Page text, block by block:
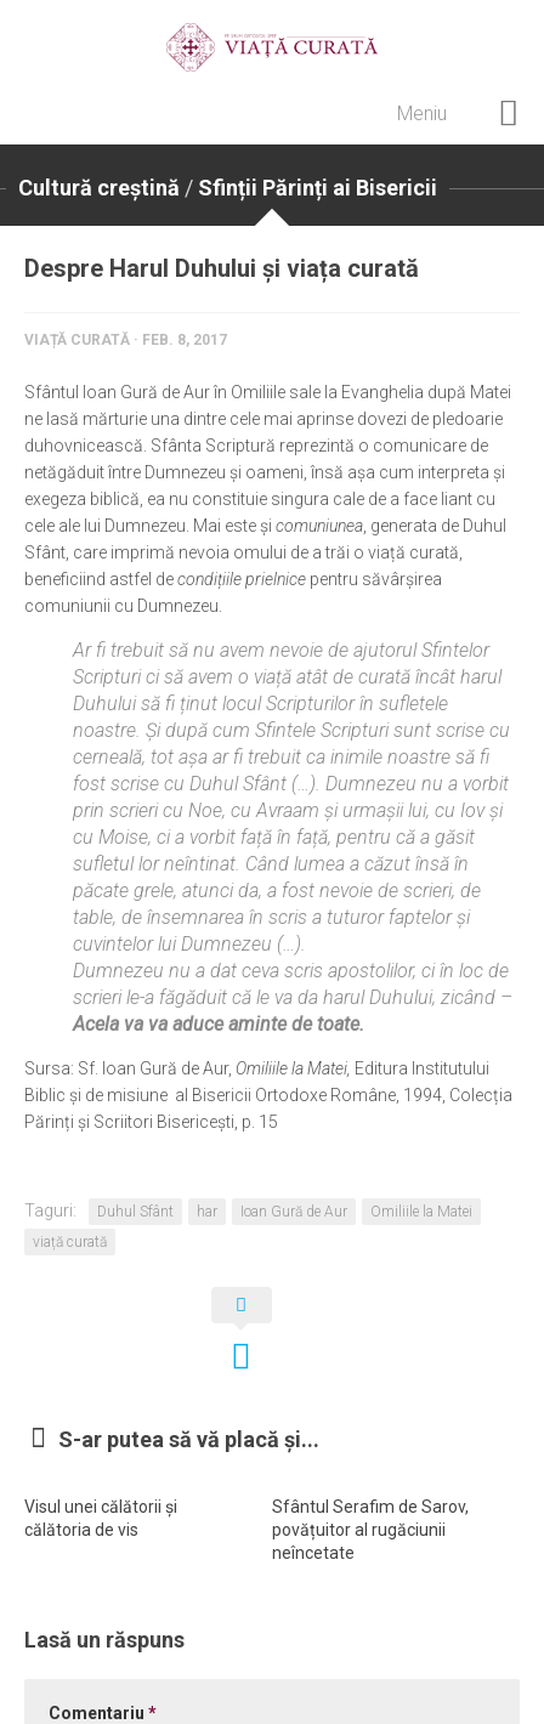
Meniu
Pateric Atonit
Cenaclu creștin
Noi și Biserica
Rânduieli liturgice
Predici și cateheze
Pelerinaje
Ortodox în diaspora
Biserici și mănăstiri
Viață curată
Nevoințe contemporane
Familia de azi
Casa curată
Adicții și vindecări
Gadgeturi cu două tăișuri
Bucătărie biblică
Interviuri
Puncte de Vedere
Cultură creștină / Sfinții Părinți ai Bisericii
Despre Harul Duhului și viața curată
VIAȚĂ CURATĂ · FEB. 8, 2017
Sfântul Ioan Gură de Aur în Omiliile sale la Evanghelia după Matei
ne lasă mărturie una dintre cele mai aprinse dovezi de pledoarie
duhovnicească. Sfânta Scriptură reprezintă o comunicare de
netăgăduit între Dumnezeu și oameni, însă așa cum interpreta și
exegeza biblică, ea nu constituie singura cale de a face liant cu
cele ale lui Dumnezeu. Mai este și comuniunea , generata de Duhul
Sfânt, care imprimă nevoia omului de a trăi o viață curată,
beneficiind astfel decondițiile prielnice pentru săvârșirea
comuniunii cu Dumnezeu.
Ar fi trebuit să nu avem nevoie de ajutorul Sfintelor
Scripturi ci să avem o viață atât de curată încât harul
Duhului să fi ținut locul Scripturilor în sufletele
noastre. Și după cum Sfintele Scripturi sunt scrise cu
cerneală, tot așa ar fi trebuit ca inimile noastre să fi
fost scrise cu Duhul Sfânt (…). Dumnezeu nu a vorbit
prin scrieri cu Noe, cu Avraam și urmașii lui, cu Iov și
cu Moise, ci a vorbit față în față, pentru că a găsit
sufletul lor neîntinat. Când lumea a căzut însă în
păcate grele, atunci da, a fost nevoie de scrieri, de
table, de însemnarea în scris a tuturor faptelor și
cuvintelor lui Dumnezeu (…).
Dumnezeu nu a dat ceva scris apostolilor, ci în loc de
scrieri le-a făgăduit că le va da harul Duhului, zicând –
Acela va va aduce aminte de toate.
Sursa: Sf. Ioan Gură de Aur, Omiliile la Matei, Editura Institutului
Biblic și de misiune al Bisericii Ortodoxe Române, 1994, Colecția
Părinți și Scriitori Bisericești, p. 15
Taguri: Duhul Sfânt har Ioan Gură de Aur
Omiliile la Matei
viață curată
S-ar putea să vă placă și...
Visul unei călătorii și
călătoria de vis
Sfântul Serafim de Sarov,
povățuitor al rugăciunii
neîncetate
Lasă un răspuns
Comentariu *